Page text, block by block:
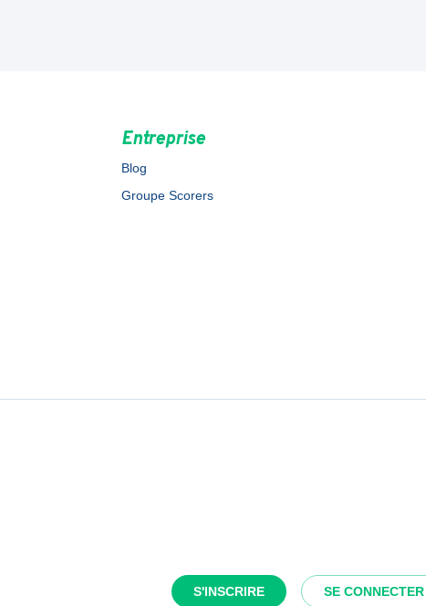
S'INSCRIRE SE CONNECTER
Entreprise
Blog
Groupe Scorers